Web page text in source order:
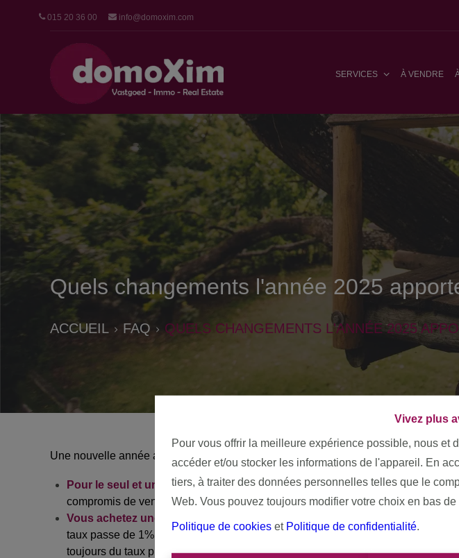
Vivez plus
Pour vous offrir la meilleure expérience possible, nous
accéder et/ou stocker les informations de l'appareil. En
tiers, à traiter des données personnelles telles que le
Web. Vous pouvez toujours modifier votre choix en bas
Politique de cookies et Politique de confidentialité.
015 20 36 00 info@domoxim.com
SERVICES À VENDRE
Quels changements l'année 2025
ACCUEIL FAQ QUELS CHANGEMENTS L'ANNÉE 2025
Une nouvelle année apporte de nouvelles règles! Nou avons déjà énuméré
Pour le seul et unique logement, les droits d'enregistrement passent de
compromis de vente cette année et l'acte ne sera enregistré qu'en 2025? Dans
Vous achetez une maison que vouls allez rénover en grande partie dans
taux passe de 1% à 2%. Toutefois, c'est la date du compromis de vente qui
toujours du taux préférentiel de 1%.